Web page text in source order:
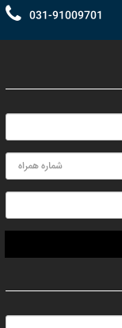
031-91009701